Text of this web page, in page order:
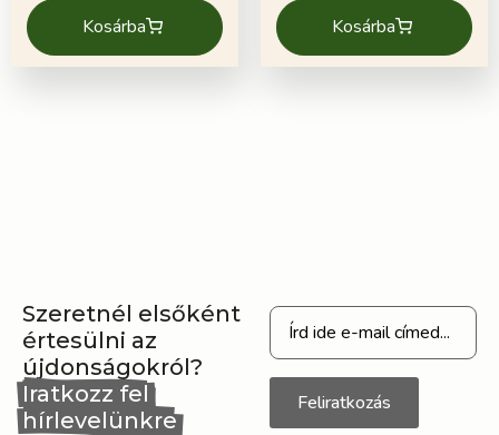
Kosárba Kosárba
Szeretnél elsőként
értesülni az
újdonságokról?
Iratkozz fel
hírlevelünkre
Feliratkozás